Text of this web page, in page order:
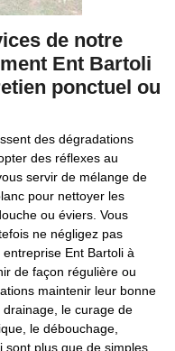
de notre
Ent Bartoli
ponctuel ou
des dégradations
des réflexes au
servir de mélange de
pour nettoyer les
ou éviers. Vous
ne négligez pas
Ent Bartoli à
de façon régulière ou
maintenir leur bonne
le curage de
le débouchage,
sont plus que de simples